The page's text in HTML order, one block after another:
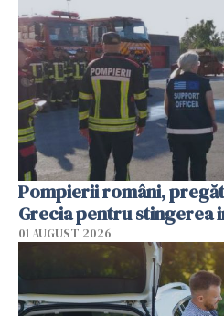
Pompierii români,
Grecia pentru stingerea
01 AUGUST 2026